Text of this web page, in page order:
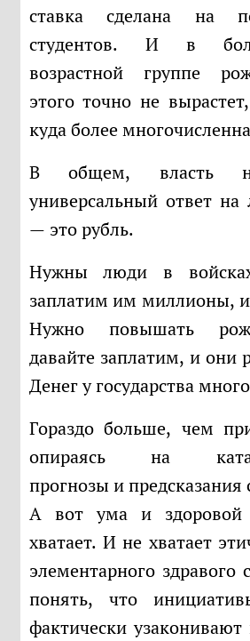
ставка сделана на
студентов. И в
возрастной группе
этого точно не
куда более
В общем, власть наша нашла
универсальный ответ
— это рубль.
Нужны люди в войсках — давайте
заплатим им миллионы,
Нужно повышать
давайте заплатим, и они
Денег у государства
Гораздо больше, чем принято думать,
опираясь на
прогнозы и предсказания
А вот ума и здоровой
хватает. И не хватает
элементарного
понять, что
фактически